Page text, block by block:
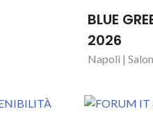
BLUE
2026
Napoli |